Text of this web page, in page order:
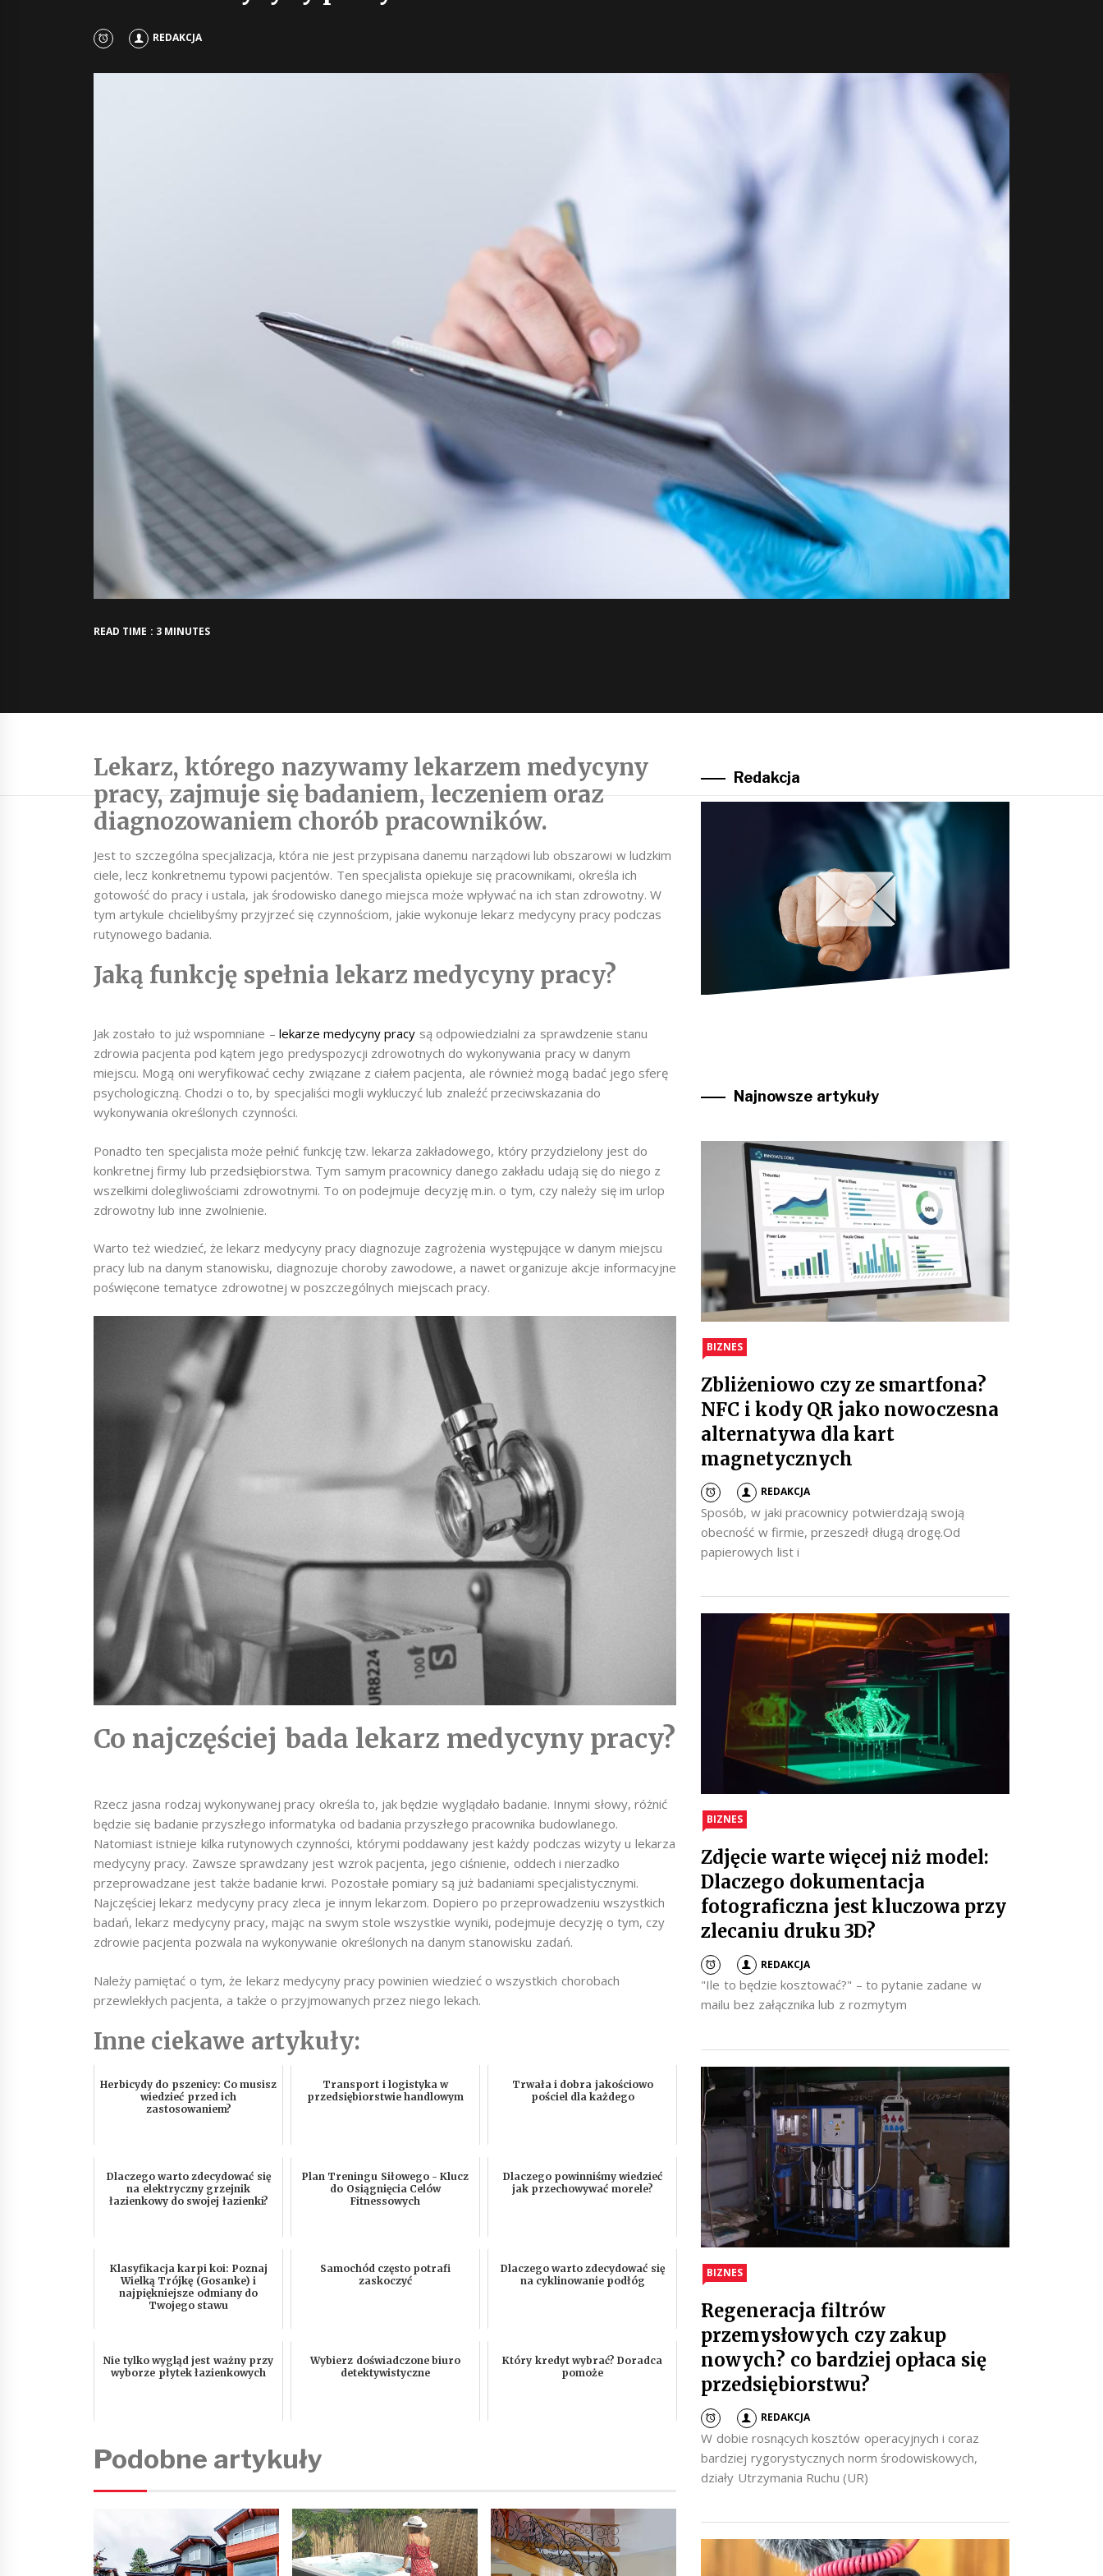
REDAKCJA
READ TIME : 3 MINUTES
Lekarz, którego nazywamy lekarzem medycyny
pracy, zajmuje się badaniem, leczeniem oraz
diagnozowaniem chorób pracowników.
Jest to szczególna specjalizacja, która nie jest przypisana danemu narządowi lub obszarowi w ludzkim
ciele, lecz konkretnemu typowi pacjentów. Ten specjalista opiekuje się pracownikami, określa ich
gotowość do pracy i ustala, jak środowisko danego miejsca może wpływać na ich stan zdrowotny. W
tym artykule chcielibyśmy przyjrzeć się czynnościom, jakie wykonuje lekarz medycyny pracy podczas
rutynowego badania.
Jaką funkcję spełnia lekarz medycyny pracy?
Jak zostało to już wspomniane – lekarze medycyny pracy są odpowiedzialni za sprawdzenie stanu
zdrowia pacjenta pod kątem jego predyspozycji zdrowotnych do wykonywania pracy w danym
miejscu. Mogą oni weryfikować cechy związane z ciałem pacjenta, ale również mogą badać jego sferę
psychologiczną. Chodzi o to, by specjaliści mogli wykluczyć lub znaleźć przeciwskazania do
wykonywania określonych czynności.
Ponadto ten specjalista może pełnić funkcję tzw. lekarza zakładowego, który przydzielony jest do
konkretnej firmy lub przedsiębiorstwa. Tym samym pracownicy danego zakładu udają się do niego z
wszelkimi dolegliwościami zdrowotnymi. To on podejmuje decyzję m.in. o tym, czy należy się im urlop
zdrowotny lub inne zwolnienie.
Warto też wiedzieć, że lekarz medycyny pracy diagnozuje zagrożenia występujące w danym miejscu
pracy lub na danym stanowisku, diagnozuje choroby zawodowe, a nawet organizuje akcje informacyjne
poświęcone tematyce zdrowotnej w poszczególnych miejscach pracy.
Co najczęściej bada lekarz medycyny pracy?
Rzecz jasna rodzaj wykonywanej pracy określa to, jak będzie wyglądało badanie. Innymi słowy, różnić
będzie się badanie przyszłego informatyka od badania przyszłego pracownika budowlanego.
Natomiast istnieje kilka rutynowych czynności, którymi poddawany jest każdy podczas wizyty u lekarza
medycyny pracy. Zawsze sprawdzany jest wzrok pacjenta, jego ciśnienie, oddech i nierzadko
przeprowadzane jest także badanie krwi. Pozostałe pomiary są już badaniami specjalistycznymi.
Najczęściej lekarz medycyny pracy zleca je innym lekarzom. Dopiero po przeprowadzeniu wszystkich
badań, lekarz medycyny pracy, mając na swym stole wszystkie wyniki, podejmuje decyzję o tym, czy
zdrowie pacjenta pozwala na wykonywanie określonych na danym stanowisku zadań.
Należy pamiętać o tym, że lekarz medycyny pracy powinien wiedzieć o wszystkich chorobach
przewlekłych pacjenta, a także o przyjmowanych przez niego lekach.
Inne ciekawe artykuły:
Herbicydy do pszenicy: Co musisz
wiedzieć przed ich
zastosowaniem?
Transport i logistyka w
przedsiębiorstwie handlowym
Trwała i dobra jakościowo
pościel dla każdego
Dlaczego warto zdecydować się
na elektryczny grzejnik
łazienkowy do swojej łazienki?
Plan Treningu Siłowego - Klucz
do Osiągnięcia Celów
Fitnessowych
Dlaczego powinniśmy wiedzieć
jak przechowywać morele?
Klasyfikacja karpi koi: Poznaj
Wielką Trójkę (Gosanke) i
najpiękniejsze odmiany do
Twojego stawu
Samochód często potrafi
zaskoczyć
Dlaczego warto zdecydować się
na cyklinowanie podłóg
Nie tylko wygląd jest ważny przy
wyborze płytek łazienkowych
Wybierz doświadczone biuro
detektywistyczne
Który kredyt wybrać? Doradca
pomoże
Podobne artykuły
Redakcja
Najnowsze artykuły
BIZNES
Zbliżeniowo czy ze smartfona?
NFC i kody QR jako nowoczesna
alternatywa dla kart
magnetycznych
REDAKCJA
Sposób, w jaki pracownicy potwierdzają swoją
obecność w firmie, przeszedł długą drogę.Od
papierowych list i
BIZNES
Zdjęcie warte więcej niż model:
Dlaczego dokumentacja
fotograficzna jest kluczowa przy
zlecaniu druku 3D?
REDAKCJA
"Ile to będzie kosztować?" – to pytanie zadane w
mailu bez załącznika lub z rozmytym
BIZNES
Regeneracja filtrów
przemysłowych czy zakup
nowych? co bardziej opłaca się
przedsiębiorstwu?
REDAKCJA
W dobie rosnących kosztów operacyjnych i coraz
bardziej rygorystycznych norm środowiskowych,
działy Utrzymania Ruchu (UR)